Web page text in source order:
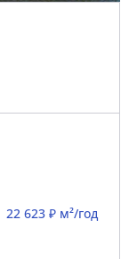
22 623 ₽ м²/год